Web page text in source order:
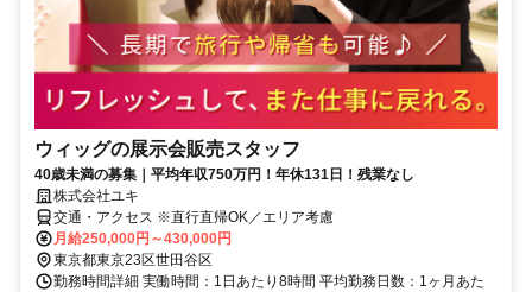
ウィッグの展示会販売スタッフ
40歳未満の募集｜平均年収750万円！年休131日！残業なし
株式会社ユキ
交通・アクセス ※直行直帰OK／エリア考慮
月給250,000円～430,000円
東京都東京23区世田谷区
勤務時間詳細 実働時間：1日あたり8時間 平均勤務日数：1ヶ月あた